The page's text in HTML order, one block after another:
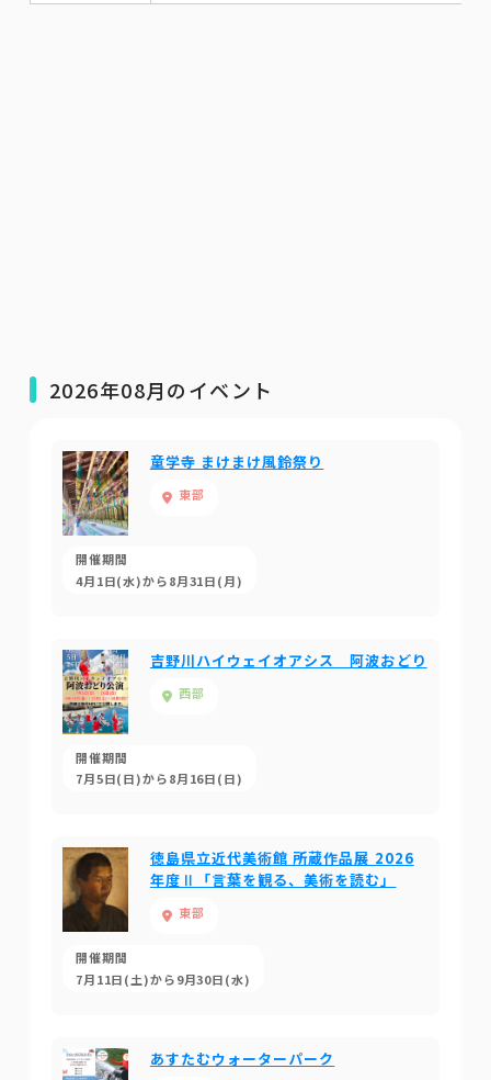
2026年08月のイベント
童学寺 まけまけ風鈴祭り
東部
開催期間
4月1日(水)から8月31日(月)
吉野川ハイウェイオアシス 阿波おどり
西部
開催期間
7月5日(日)から8月16日(日)
徳島県立近代美術館 所蔵作品展 2026
年度Ⅱ「言葉を観る、美術を読む」
東部
開催期間
7月11日(土)から9月30日(水)
あすたむウォーターパーク